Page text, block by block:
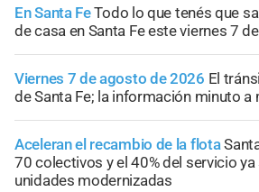
En Santa FeTodo lo que tenés que
de casa en Santa Fe este viernes 7
Viernes 7 de agosto de 2026 El
de Santa Fe; la información minuto a
Aceleran el recambio de la flota
70 colectivos y el 40% del servicio
unidades modernizadas